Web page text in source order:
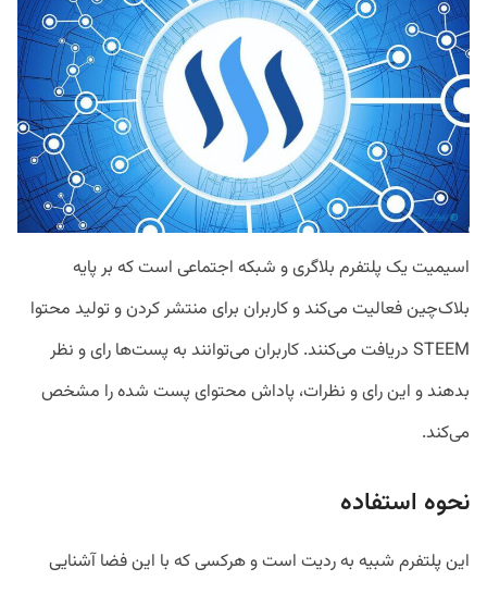
اسیمیت یک پلتفرم بلاگری و شبکه اجتماعی است که بر پایه
بلاک‌چین فعالیت می‌کند و کاربران برای منتشر کردن و تولید محتوا
STEEM دریافت می‌کنند. کاربران می‌توانند به پست‌ها رای و نظر
بدهند و این رای و نظرات، پاداش محتوای پست شده را مشخص
می‌کند.
نحوه استفاده
این پلتفرم شبیه به ردیت است و هرکسی که با این فضا آشنایی